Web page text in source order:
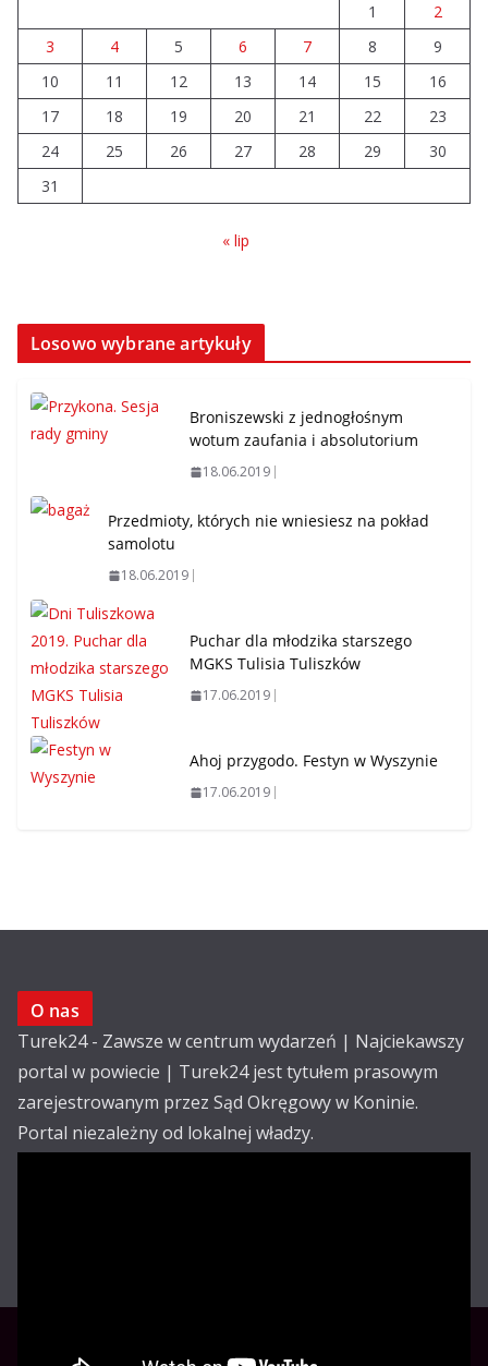
1
2
3
4 5 6 7 8
9
10
11 12 13 14 15
16
17
18 19 20 21 22
23
24
25 26 27 28 29
30
31
« lip
Losowo wybrane artykuły
Broniszewski z jednogłośnym
wotum zaufania i absolutorium
18.06.2019
Przedmioty, których nie wniesiesz na pokład
samolotu
18.06.2019
Puchar dla młodzika starszego
MGKS Tulisia Tuliszków
17.06.2019
Ahoj przygodo. Festyn w Wyszynie
17.06.2019
O nas
Turek24 - Zawsze w centrum wydarzeń | Najciekawszy
portal w powiecie | Turek24 jest tytułem prasowym
zarejestrowanym przez Sąd Okręgowy w Koninie.
Portal niezależny od lokalnej władzy.